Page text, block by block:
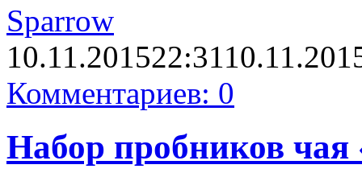
Sparrow
10.11.201522:31
Комментариев: 0
Набор пробников чая